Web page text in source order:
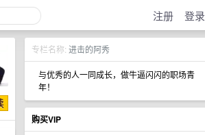
注册 登录
专栏名称: 进击的阿秀
与优秀的人一同成长，做牛逼闪闪的职场青
年！
购买VIP